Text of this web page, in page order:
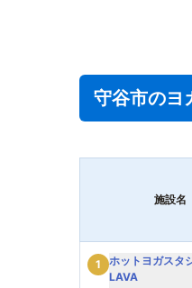
守谷市のヨ
施設名
1
ホットヨガスタ
LAVA